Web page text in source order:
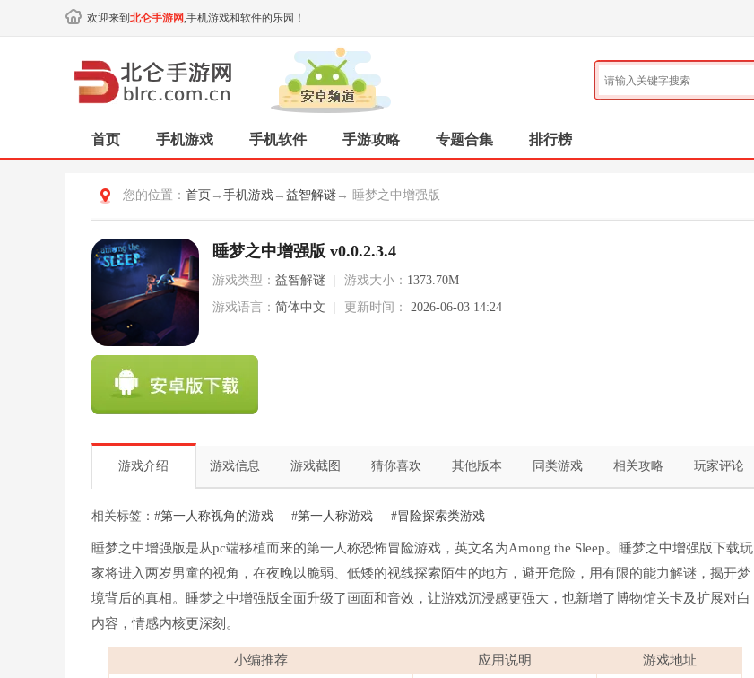
欢迎来到 北仑手游网,手机游戏和软件的乐园！
首页 手机游戏 手机软件 手游攻略 专题合集 排行榜
您的位置： 首页 → 手机游戏 → 益智解谜 → 睡梦之中增强版
睡梦之中增强版 v0.0.2.3.4
游戏类型： 益智解谜 游戏大小： 1373.70M
游戏语言： 简体中文 更新时间： 2026-06-03 14:24
游戏介绍 游戏信息 游戏截图 猜你喜欢 其他版本 同类游戏 相关攻略 玩家评论
相关标签： #第一人称视角的游戏 #第一人称游戏 #冒险探索类游戏
睡梦之中增强版是从pc端移植而来的第一人称恐怖冒险游戏，英文名为Among the Sleep。睡梦之中增强版下载玩
家将进入两岁男童的视角，在夜晚以脆弱、低矮的视线探索陌生的地方，避开危险，用有限的能力解谜，揭开梦
境背后的真相。睡梦之中增强版全面升级了画面和音效，让游戏沉浸感更强大，也新增了博物馆关卡及扩展对白
内容，情感内核更深刻。
小编推荐 应用说明
游戏地址